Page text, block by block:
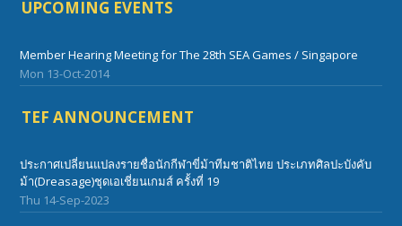
UPCOMING EVENTS
Member Hearing Meeting for The 28th SEA Games / Singapore
Mon 13-Oct-2014
TEF ANNOUNCEMENT
ประกาศเปลี่ยนแปลงรายชื่อนักกีฬาขี่ม้าทีมชาติไทย ประเภทศิลปะบังคับ
ม้า(Dreasage)ชุดเอเชี่ยนเกมส์ ครั้งที่ 19
Thu 14-Sep-2023